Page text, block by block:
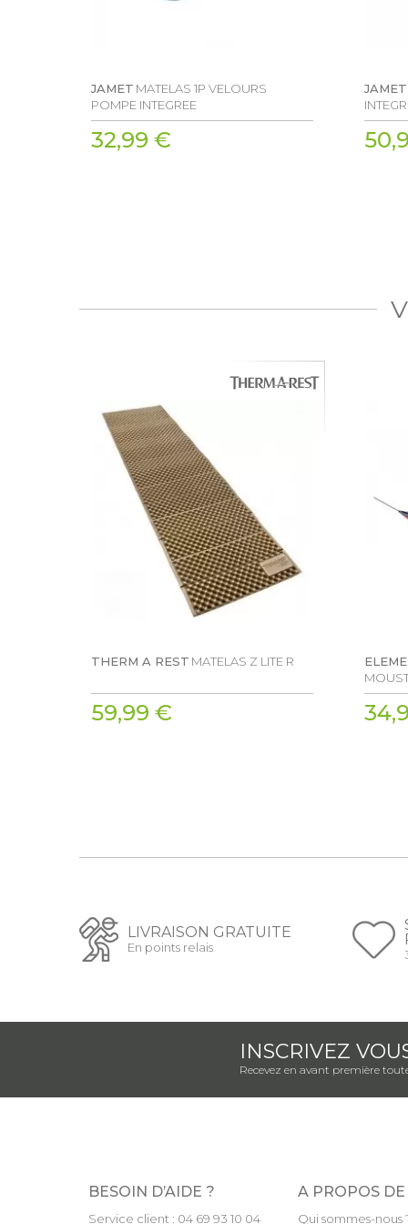
JAMET MATELAS 1P VELOURS
POMPE INTEGREE
32,99 €
JAMET
THERM A REST MATELAS Z LITE R
59,99 €
LIVRAISON GRATUITE
En points relais
INSCRIVEZ
Recevez en avant première
BESOIN D’AIDE ?
Service client : 04 69 93 10 04
A PROPOS
Qui sommes-nous